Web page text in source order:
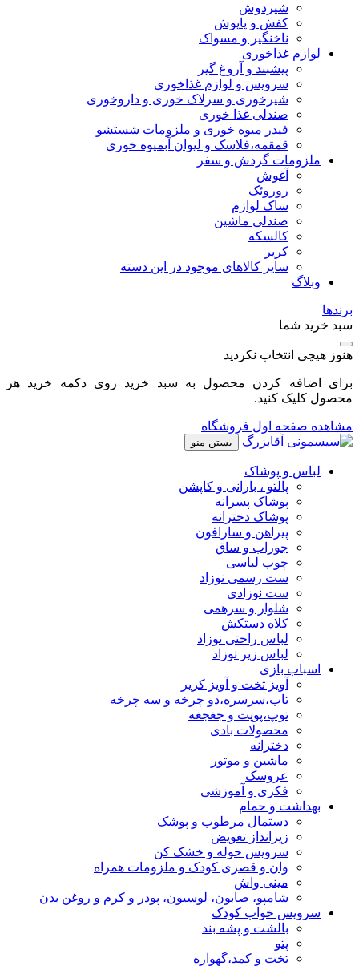
شیردوش
کفش و پاپوش
ناخنگیر و مسواک
لوازم غذاخوری
پیشبند و آروغ گیر
سرویس و لوازم غذاخوری
شیرخوری و سرلاک خوری و داروخوری
صندلی غذا خوری
فیدر میوه خوری و ملزومات شستشو
قمقمه،فلاسک و لیوان آبمیوه خوری
ملزومات گردش و سفر
آغوش
روروئک
ساک لوازم
صندلی ماشین
کالسکه
کریر
سایر کالاهای موجود در این دسته
وبلاگ
برندها
سبد خرید شما
هنوز هیچی انتخاب نکردید
برای اضافه کردن محصول به سبد خرید روی دکمه خرید هر
محصول کلیک کنید.
مشاهده صفحه اول فروشگاه
بستن منو
لباس و پوشاک
پالتو ، بارانی و کاپشن
پوشاک پسرانه
پوشاک دخترانه
پیراهن و سارافون
جوراب و ساق
چوب لباسی
ست رسمی نوزاد
ست نوزادی
شلوار و سرهمی
کلاه دستکش
لباس راحتی نوزاد
لباس زیر نوزاد
اسباب بازی
آویز تخت و آویز کریر
تاب،سرسره،دو چرخه و سه چرخه
توپ،پوپت و جغجغه
محصولات بادی
دخترانه
ماشین و موتور
عروسک
فکری و آموزشی
بهداشت و حمام
دستمال مرطوب و پوشک
زیرانداز تعویض
سرویس حوله و خشک کن
وان و قصری کودک و ملزومات همراه
مینی واش
شامپو، صابون، لوسیون، پودر و کرم و روغن بدن
سرویس خواب کودک
بالشت و پشه بند
پتو
تخت و کمد،گهواره